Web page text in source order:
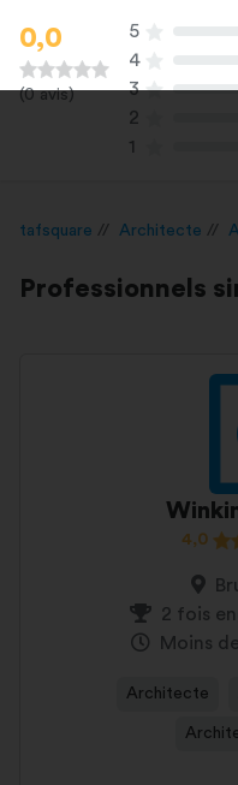
0,0
(0 avis)
5
4
3
2
1
tafsquare Architecte
Professionnels
4,0
2 fois
Moins
Architecte